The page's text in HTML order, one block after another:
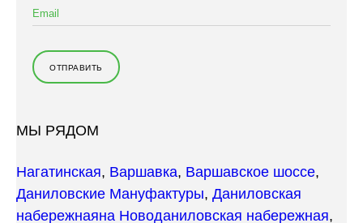
МЫ РЯДОМ
Нагатинская, Варшавка, Варшавское шоссе,
Даниловские Мануфактуры, Даниловская
набережнаяна Новоданиловская набережная,